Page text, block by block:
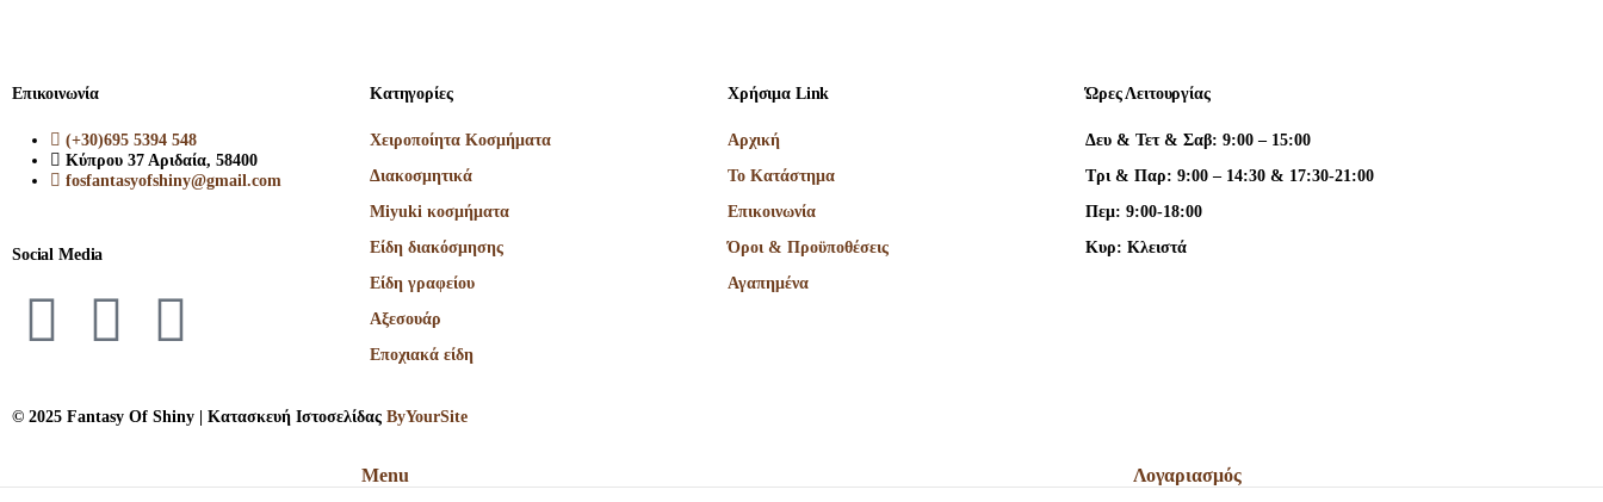
Επικοινωνία
(+30)695 5394 548
Κύπρου 37 Αριδαία, 58400
fosfantasyofshiny@gmail.com
Social Media
Κατηγορίες
Χειροποίητα Κοσμήματα
Διακοσμητικά
Miyuki κοσμήματα
Είδη διακόσμησης
Είδη γραφείου
Αξεσουάρ
Εποχιακά είδη
Χρήσιμα Link
Αρχική
Το Κατάστημα
Επικοινωνία
Όροι & Προϋποθέσεις
Αγαπημένα
Ώρες Λειτουργίας
Δευ & Τετ & Σαβ: 9:00 – 15:00
Τρι & Παρ: 9:00 – 14:30 & 17:30-21:00
Πεμ: 9:00-18:00
Κυρ: Κλειστά
© 2025 Fantasy Of Shiny | Κατασκευή Ιστοσελίδας ByYourSite
Menu Λογαριασμός